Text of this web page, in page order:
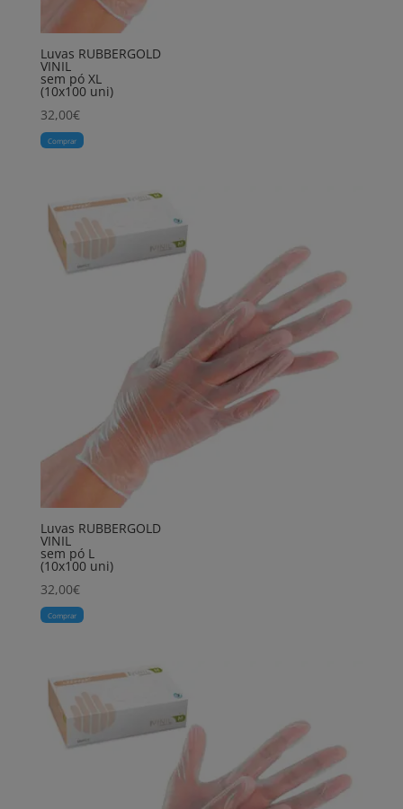
Luvas RUBBERGOLD
VINIL
sem pó XL
(10x100 uni)
32,00€
Comprar
Luvas RUBBERGOLD
VINIL
sem pó L
(10x100 uni)
32,00€
Comprar